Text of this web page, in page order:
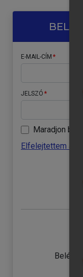
E-MAIL-CÍM
JELSZÓ
Maradjon
Elfelejtettem a